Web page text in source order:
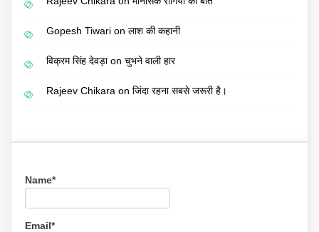
Gopesh Tiwari on लाश की कहानी
विक्रम सिंह देवड़ाon चुभने वाली हार
Rajeev Chikara on जिंदा रहना सबसे जरूरी है।
Name*
Email*